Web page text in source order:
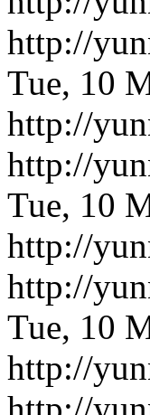
http://
Tue, 10
http://
http://
Tue, 10
http://
http://
Tue, 10
http://